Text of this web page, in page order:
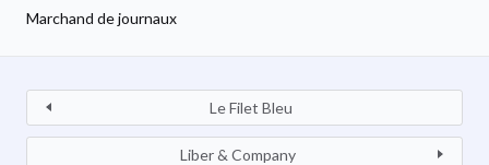
Marchand de journaux
Le Filet Bleu
Liber & Company